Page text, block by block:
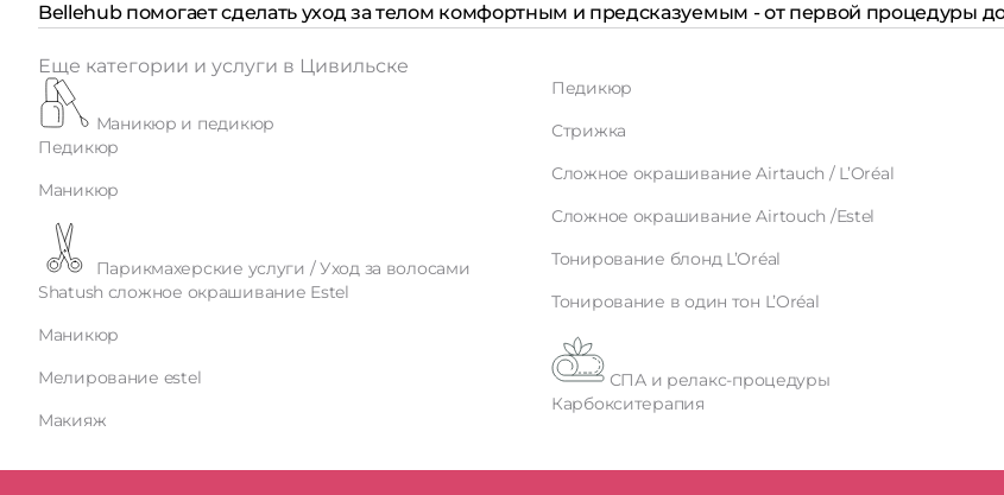
Bellehub помогает сделать уход за телом комфортным и предсказуемым - от первой процедуры
Еще категории и услуги в Цивильске
Маникюр и педикюр
Педикюр
Маникюр
Парикмахерские услуги / Уход за волосами
Shatush сложное окрашивание Estel
Маникюр
Мелирование estel
Макияж
Педикюр
Стрижка
Сложное окрашивание Airtauch / L’Oréal
Сложное окрашивание Airtouch /Estel
Тонирование блонд L’Oréal
Тонирование в один тон L’Oréal
СПА и релакс-процедуры
Карбокситерапия